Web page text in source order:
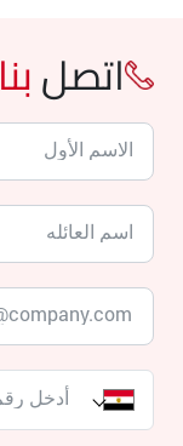
اتصلبنا